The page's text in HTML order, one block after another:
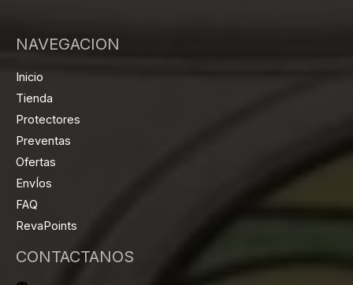
NAVEGACION
Inicio
Tienda
Protectores
Preventas
Ofertas
EnvÍos
FAQ
RevaPoints
CONTACTANOS